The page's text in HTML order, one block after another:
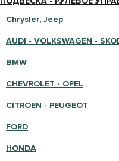
Chrysler, Jeep
AUDI - VOLKSWAGEN -
BMW
CHEVROLET - OPEL
CITROEN - PEUGEOT
FORD
HONDA